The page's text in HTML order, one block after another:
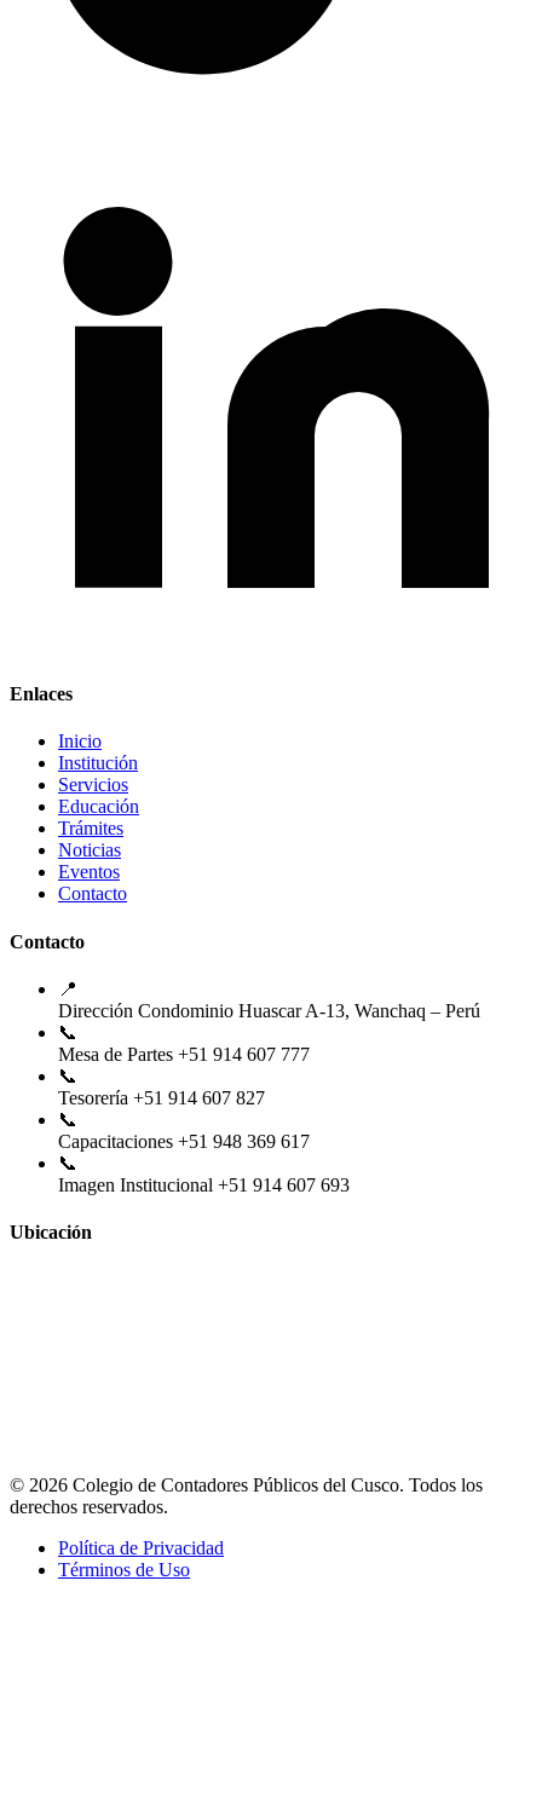
Enlaces
Inicio
Institución
Servicios
Educación
Trámites
Noticias
Eventos
Contacto
Contacto
📍
Dirección Condominio Huascar A-13, Wanchaq – Perú
📞
Mesa de Partes +51 914 607 777
📞
Tesorería +51 914 607 827
📞
Capacitaciones +51 948 369 617
📞
Imagen Institucional +51 914 607 693
Ubicación
© 2026 Colegio de Contadores Públicos del Cusco. Todos los
derechos reservados.
Política de Privacidad
Términos de Uso